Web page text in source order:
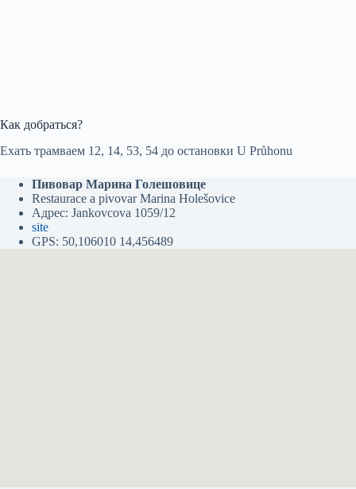
Как добраться?
Ехать трамваем 12, 14, 53, 54 до остановки U Průhonu
Пивовар Марина Голешовице
Restaurace a pivovar Marina Holešovice
Адрес: Jankovcova 1059/12
site
GPS: 50,106010 14,456489